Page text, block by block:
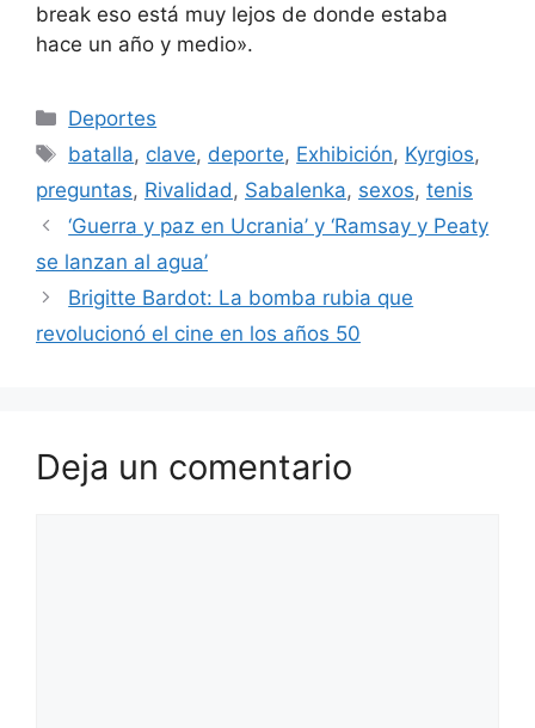
break eso está muy lejos de donde estaba
hace un año y medio».
Categorías
Deportes
Etiquetas
batalla, clave, deporte, Exhibición, Kyrgios,
preguntas, Rivalidad , Sabalenka, sexos, tenis
‘Guerra y paz en Ucrania’ y ‘Ramsay y Peaty
se lanzan al agua’
Brigitte Bardot: La bomba rubia que
revolucionó el cine en los años 50
Deja un comentario